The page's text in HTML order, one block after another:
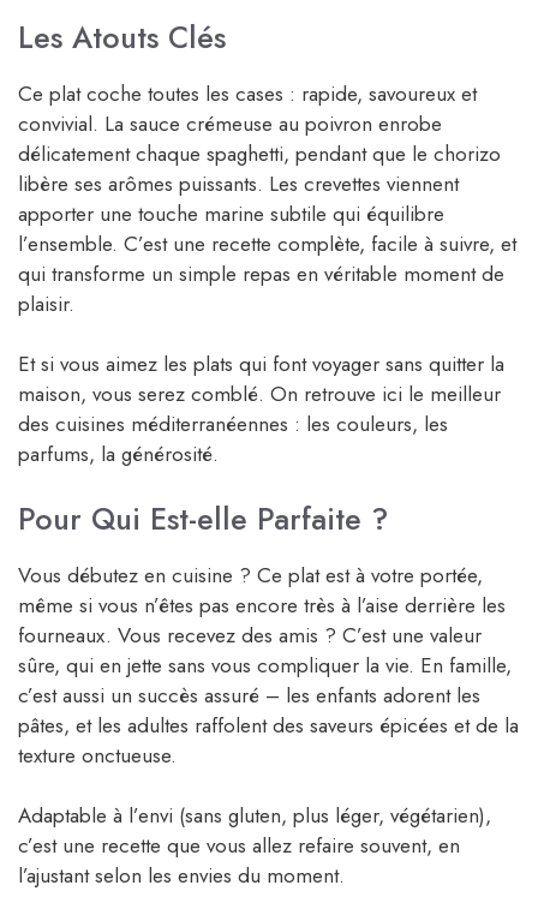
Les Atouts Clés
Ce plat coche toutes les cases : rapide, savoureux et
convivial. La sauce crémeuse au poivron enrobe
délicatement chaque spaghetti, pendant que le chorizo
libère ses arômes puissants. Les crevettes viennent
apporter une touche marine subtile qui équilibre
l’ensemble. C’est une recette complète, facile à suivre, et
qui transforme un simple repas en véritable moment de
plaisir.
Et si vous aimez les plats qui font voyager sans quitter la
maison, vous serez comblé. On retrouve ici le meilleur
des cuisines méditerranéennes : les couleurs, les
parfums, la générosité.
Pour Qui Est-elle Parfaite ?
Vous débutez en cuisine ? Ce plat est à votre portée,
même si vous n’êtes pas encore très à l’aise derrière les
fourneaux. Vous recevez des amis ? C’est une valeur
sûre, qui en jette sans vous compliquer la vie. En famille,
c’est aussi un succès assuré – les enfants adorent les
pâtes, et les adultes raffolent des saveurs épicées et de la
texture onctueuse.
Adaptable à l’envi (sans gluten, plus léger, végétarien),
c’est une recette que vous allez refaire souvent, en
l’ajustant selon les envies du moment.